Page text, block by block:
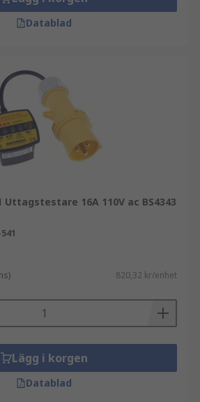
Datablad
Uttagstestare 16A 110V ac BS4343
820,32 kr/enhet
Lägg i korgen
Datablad